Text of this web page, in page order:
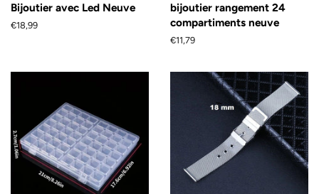
Bijoutier avec Led Neuve
Prix
€18,99
bijoutier rangement 24
compartiments neuve
Prix
€11,79